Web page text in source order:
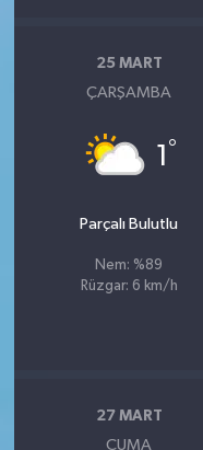
25 MART
ÇARŞAMBA
1 °
Parçalı Bulutlu
Nem: %89
Rüzgar: 6 km/h
27 MART
CUMA